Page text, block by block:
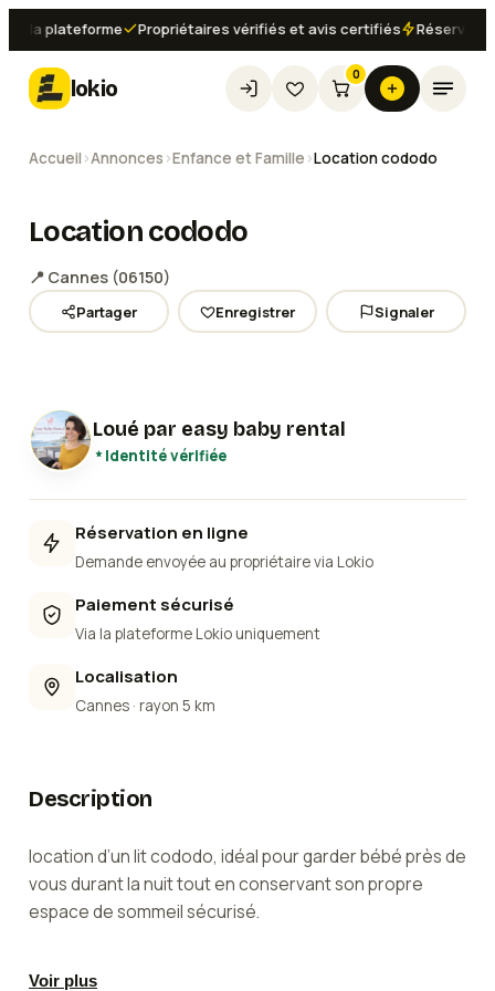
plateforme Propriétaires vérifiés et avis certifiés Réservation
lokio
0
Accueil ›Annonces ›Enfance et Famille ›Location cododo
Location cododo
📍 Cannes (06150)
Partager Enregistrer Signaler
Loué par easy baby rental
Identité vérifiée
Réservation en ligne
Demande envoyée au propriétaire via Lokio
Paiement sécurisé
Via la plateforme Lokio uniquement
Localisation
Cannes · rayon 5 km
Description
location d’un lit cododo, idéal pour garder bébé près de
vous durant la nuit tout en conservant son propre
espace de sommeil sécurisé.
Voir plus